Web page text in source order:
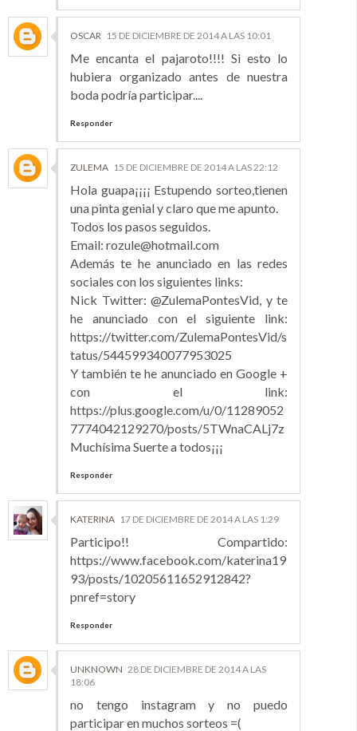
OSCAR 15 DE DICIEMBRE DE 2014 A LAS 10:01
Me encanta el pajaroto!!!! Si esto lo
hubiera organizado antes de nuestra
boda podría participar....
Responder
ZULEMA 15 DE DICIEMBRE DE 2014 A LAS 22:12
Hola guapa¡¡¡¡ Estupendo sorteo,tienen
una pinta genial y claro que me apunto.
Todos los pasos seguidos.
Email: rozule@hotmail.com
Además te he anunciado en las redes
sociales con los siguientes links:
Nick Twitter: @ZulemaPontesVid, y te
he anunciado con el siguiente link:
https://twitter.com/ZulemaPontesVid/s
tatus/544599340077953025
Y también te he anunciado en Google +
con el link:
https://plus.google.com/u/0/11289052
7774042129270/posts/5TWnaCALj7z
Muchísima Suerte a todos¡¡¡
Responder
KATERINA 17 DE DICIEMBRE DE 2014 A LAS 1:29
Participo!! Compartido:
https://www.facebook.com/katerina19
93/posts/10205611652912842?
pnref=story
Responder
UNKNOWN 28 DE DICIEMBRE DE 2014 A LAS
18:06
no tengo instagram y no puedo
participar en muchos sorteos =(